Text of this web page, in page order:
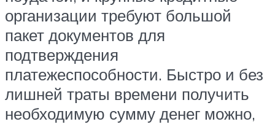
организации требуют большой
пакет документов для
подтверждения
платежеспособности. Быстро и без
лишней траты времени получить
необходимую сумму денег можно,